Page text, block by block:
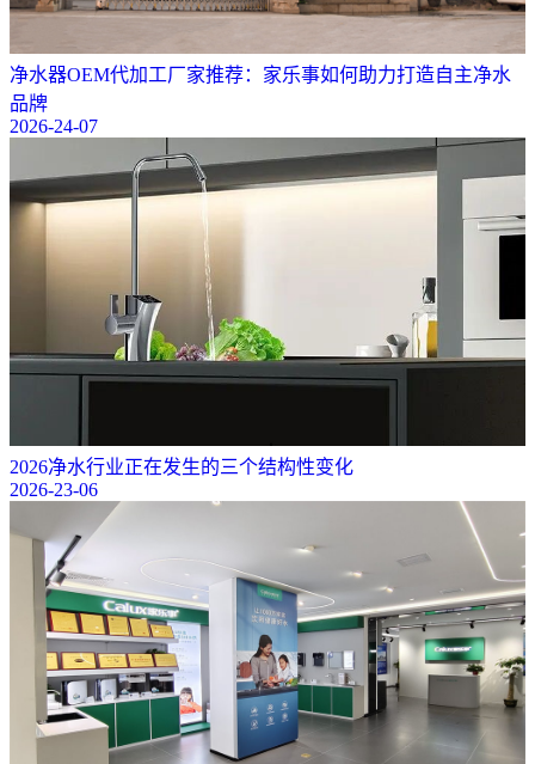
净水器OEM代加工厂家推荐：家乐事如何助力打造自主净水
品牌
2026-24-07
2026净水行业正在发生的三个结构性变化
2026-23-06